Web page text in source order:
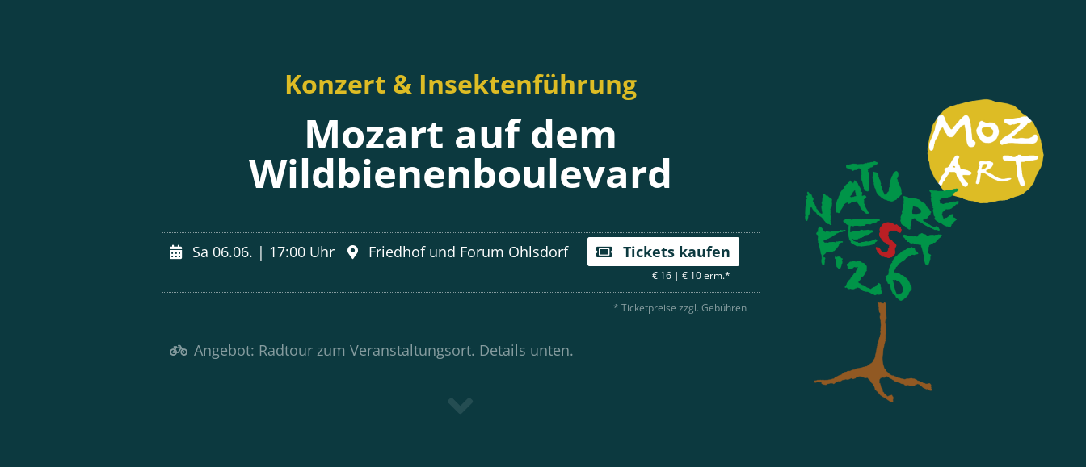
Konzert & Insektenführung
Mozart auf dem
Wildbienenboulevard
Sa 06.06. | 17:00 Uhr Friedhof und Forum Ohlsdorf Tickets kaufen
€ 16 | € 10 erm.*
* Ticketpreise zzgl. Gebühren
Angebot: Radtour zum Veranstaltungsort. Details unten.